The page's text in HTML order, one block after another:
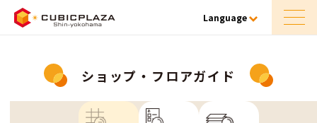
Language
ショップ・フロアガイド